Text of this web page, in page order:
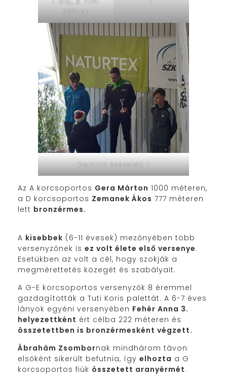
500-on
1.
Dominik összetett 1.
Az A korcsoportos Gera Márton 1000 méteren,
a D korcsoportos Zemanek Ákos 777 méteren
lett bronzérmes.
A kisebbek (6-11 évesek) mezőnyében több
versenyzőnek is ez volt élete első versenye.
Esetükben az volt a cél, hogy szokják a
megmérettetés közegét és szabályait.
A G-E korcsoportos versenyzők 8 éremmel
gazdagították a Tuti Koris palettát. A 6-7 éves
lányok egyéni versenyében Fehér Anna 3.
helyezettként ért célba 222 méteren és
összetettben is bronzérmesként végzett.
Ábrahám Zsombornak mindhárom távon
elsőként sikerült befutnia, így elhozta a G
korcsoportos fiúk összetett aranyérmét.